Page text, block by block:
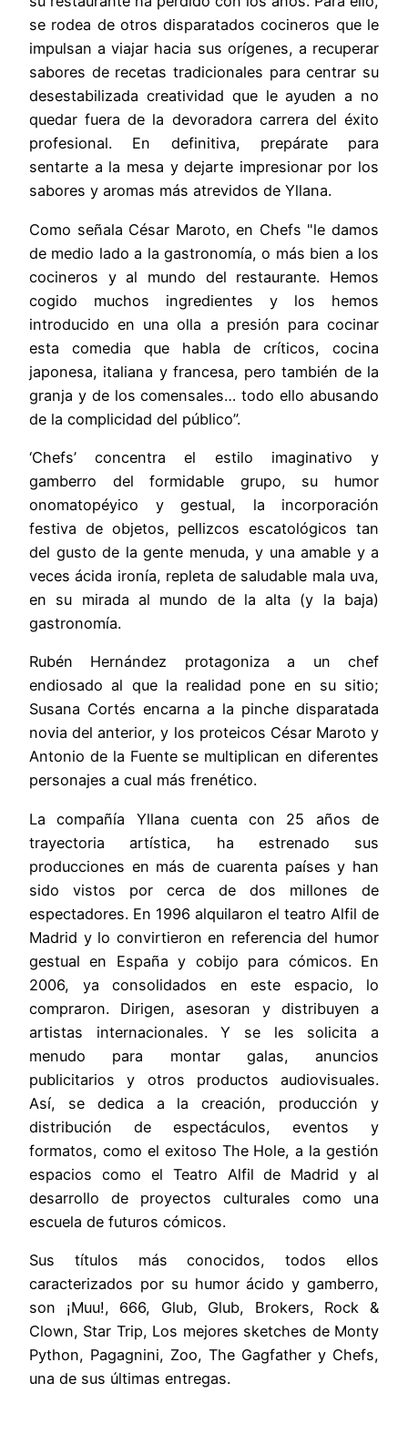
se rodea de otros disparatados cocineros que le
impulsan a viajar hacia sus orígenes, a recuperar
sabores de recetas tradicionales para centrar su
desestabilizada creatividad que le ayuden a no
quedar fuera de la devoradora carrera del éxito
profesional. En definitiva, prepárate para
sentarte a la mesa y dejarte impresionar por los
sabores y aromas más atrevidos de Yllana.
Como señala César Maroto, en Chefs "le damos
de medio lado a la gastronomía, o más bien a los
cocineros y al mundo del restaurante. Hemos
cogido muchos ingredientes y los hemos
introducido en una olla a presión para cocinar
esta comedia que habla de críticos, cocina
japonesa, italiana y francesa, pero también de la
granja y de los comensales… todo ello abusando
de la complicidad del público”.
‘Chefs’ concentra el estilo imaginativo y
gamberro del formidable grupo, su humor
onomatopéyico y gestual, la incorporación
festiva de objetos, pellizcos escatológicos tan
del gusto de la gente menuda, y una amable y a
veces ácida ironía, repleta de saludable mala uva,
en su mirada al mundo de la alta (y la baja)
gastronomía.
Rubén Hernández protagoniza a un chef
endiosado al que la realidad pone en su sitio;
Susana Cortés encarna a la pinche disparatada
novia del anterior, y los proteicos César Maroto y
Antonio de la Fuente se multiplican en diferentes
personajes a cual más frenético.
La compañía Yllana cuenta con 25 años de
trayectoria artística, ha estrenado sus
producciones en más de cuarenta países y han
sido vistos por cerca de dos millones de
espectadores. En 1996 alquilaron el teatro Alfil de
Madrid y lo convirtieron en referencia del humor
gestual en España y cobijo para cómicos. En
2006, ya consolidados en este espacio, lo
compraron. Dirigen, asesoran y distribuyen a
artistas internacionales. Y se les solicita a
menudo para montar galas, anuncios
publicitarios y otros productos audiovisuales.
Así, se dedica a la creación, producción y
distribución de espectáculos, eventos y
formatos, como el exitoso The Hole, a la gestión
espacios como el Teatro Alfil de Madrid y al
desarrollo de proyectos culturales como una
escuela de futuros cómicos.
Sus títulos más conocidos, todos ellos
caracterizados por su humor ácido y gamberro,
son ¡Muu!, 666, Glub, Glub, Brokers, Rock &
Clown, Star Trip, Los mejores sketches de Monty
Python, Pagagnini, Zoo, The Gagfather y Chefs,
una de sus últimas entregas.